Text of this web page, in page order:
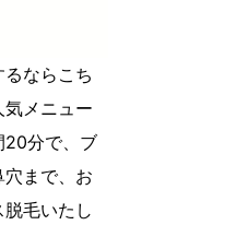
ならこち
メニュー
20分で、ブ
まで、お
毛いたし